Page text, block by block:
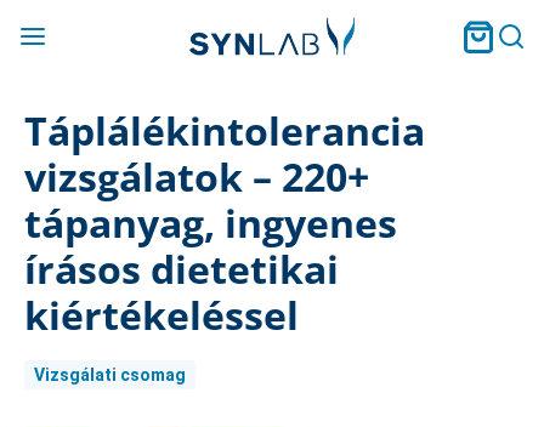
Táplálékintolerancia
vizsgálatok – 220+
tápanyag, ingyenes
írásos dietetikai
kiértékeléssel
Vizsgálati csomag